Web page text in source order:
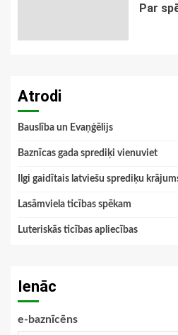
Par
Atrodi
Bauslība un Evaņģēlijs
Baznīcas gada sprediķi vienuviet
Ilgi gaidītais latviešu sprediķu
Lasāmviela ticības spēkam
Luteriskās ticības apliecības
Ienāc
e-baznīcēns